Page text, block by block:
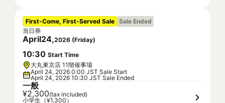
First-Come, First-Served Sale Sale Ended
当日券
April24,2026 (Friday)
10:30 Start Time
大丸東京店 11階催事場
April 24, 2026 0:00 JST Sale Start
April 24, 2026 10:30 JST Sale Ended
一般
¥2,300(tax included)
小学生（¥1,300）